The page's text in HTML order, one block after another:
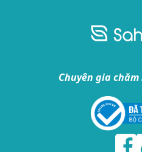
Chuyên gia